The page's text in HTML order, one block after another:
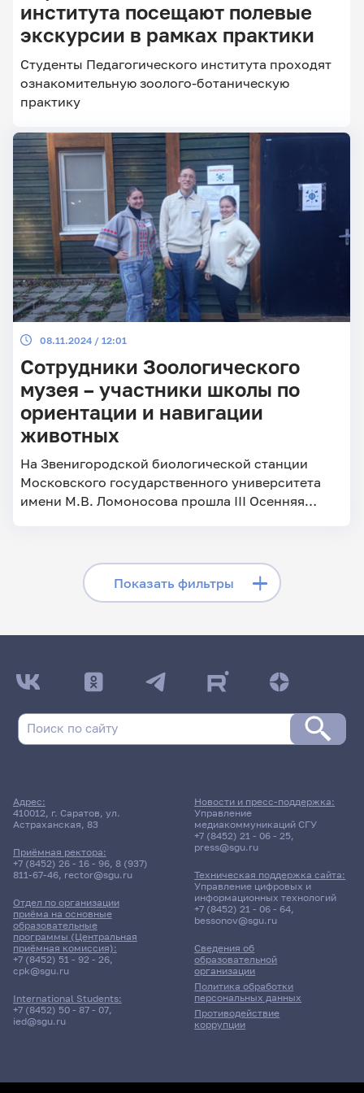
Главные
института посещают полевые
экскурсии в рамках практики
Студенты Педагогического института проходят
ознакомительную зоолого-ботаническую
практику
08.11.2024 / 12:01
Сотрудники Зоологического
музея – участники школы по
ориентации и навигации
животных
На Звенигородской биологической станции
Московского государственного университета
имени М.В. Ломоносова прошла III Осенняя
Показать фильтры
Скрыть фильтры
Поиск по рубрикам
Поиск по темам
Поиск по ключевым словам
Главные
Адрес:
410012, г. Саратов, ул.
Астраханская, 83
Приёмная ректора:
+7 (8452) 26 - 16 - 96, 8 (937)
811-67-46, rector@sgu.ru
Отдел по организации
приёма на основные
образовательные
программы (Центральная
приёмная комиссия):
+7 (8452) 51 - 92 - 26,
cpk@sgu.ru
International Students:
+7 (8452) 50 - 87 - 07,
ied@sgu.ru
Сведения об
образовательной
организации
Политика обработки
персональных данных
Противодействие
коррупции
Новости и пресс-поддержка:
Управление
медиакоммуникаций СГУ
+7 (8452) 21 - 06 - 25,
press@sgu.ru
Техническая поддержка сайта:
Управление цифровых и
информационных технологий
+7 (8452) 21 - 06 - 64,
bessonov@sgu.ru